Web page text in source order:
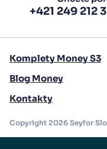
+421 249 212
Komplety Money S3
Blog Money
Kontakty
Copyright 2026 Seyfor